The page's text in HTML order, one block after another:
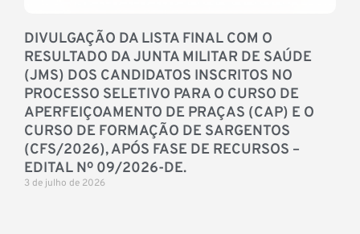
DIVULGAÇÃO DA LISTA FINAL COM O
RESULTADO DA JUNTA MILITAR DE SAÚDE
(JMS) DOS CANDIDATOS INSCRITOS NO
PROCESSO SELETIVO PARA O CURSO DE
APERFEIÇOAMENTO DE PRAÇAS (CAP) E O
CURSO DE FORMAÇÃO DE SARGENTOS
(CFS/2026), APÓS FASE DE RECURSOS –
EDITAL Nº 09/2026-DE.
3 de julho de 2026